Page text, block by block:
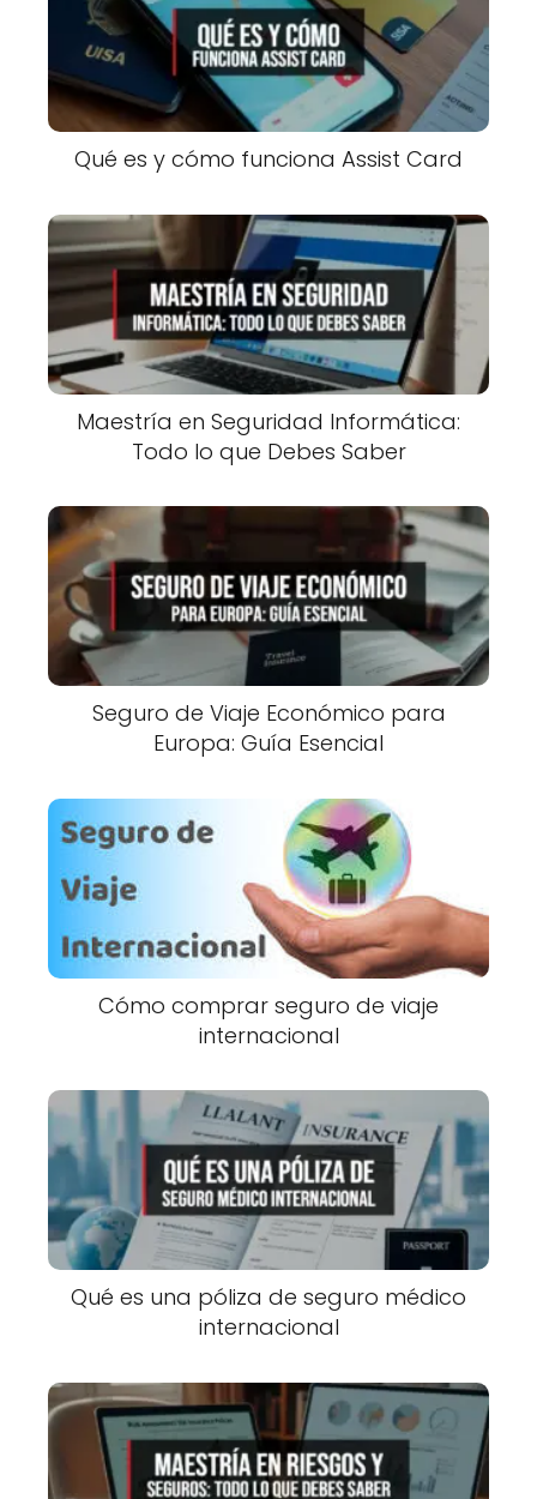
Qué es y cómo funciona Assist Card
Maestría en Seguridad Informática:
Todo lo que Debes Saber
Seguro de Viaje Económico para
Europa: Guía Esencial
Cómo comprar seguro de viaje
internacional
Qué es una póliza de seguro médico
internacional